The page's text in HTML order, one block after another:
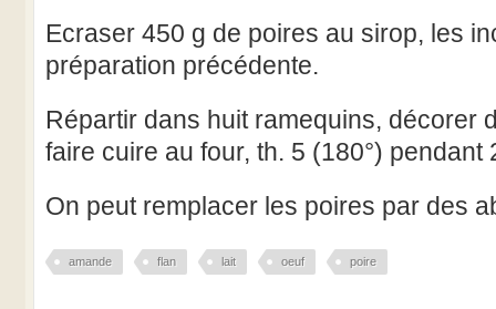
Ecraser 450 g de poires au sirop, les
préparation précédente.
Répartir dans huit ramequins, décorer
faire cuire au four, th. 5 (180°) pendant
On peut remplacer les poires par des
amande flan lait oeuf poire